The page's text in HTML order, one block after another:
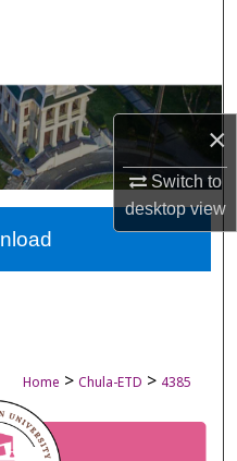
×
Switch to
desktopview
Network™
Home > Chula-ETD > 4385